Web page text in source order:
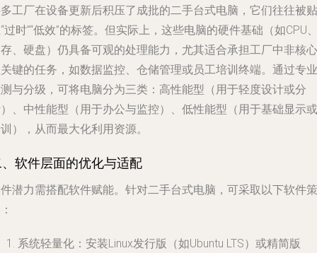
工厂在设备更新后积压了成批的二手台式电脑，它们往往被贴
过时”“低效”的标签。但实际上，这些电脑的硬件基础（如CPU
、硬盘）仍具备可观的处理能力，尤其适合承担工厂中非核心
键的任务，如数据监控、仓储管理或员工培训终端。通过专业
与分级，可将电脑分为三类：高性能型（用于轻度设计或分
、中性能型（用于办公与监控）、低性能型（用于基础显示或
），从而最大化利用资源。
软件层面的优化与适配
潜力需搭配软件赋能。针对二手台式电脑，可采取以下软件策
系统轻量化 ：安装Linux发行版（如Ubuntu LTS）或精简版